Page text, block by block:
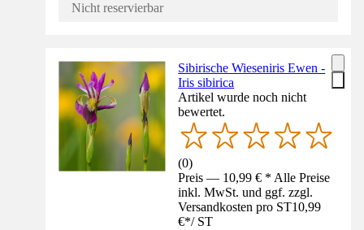
Nicht reservierbar
Sibirische Wieseniris Ewen -
Iris sibirica
Artikel wurde noch nicht
bewertet.
(0)
Preis — 10,99 € * Alle Preise
inkl. MwSt. und ggf. zzgl.
Versandkosten pro ST10,99
€*/ ST